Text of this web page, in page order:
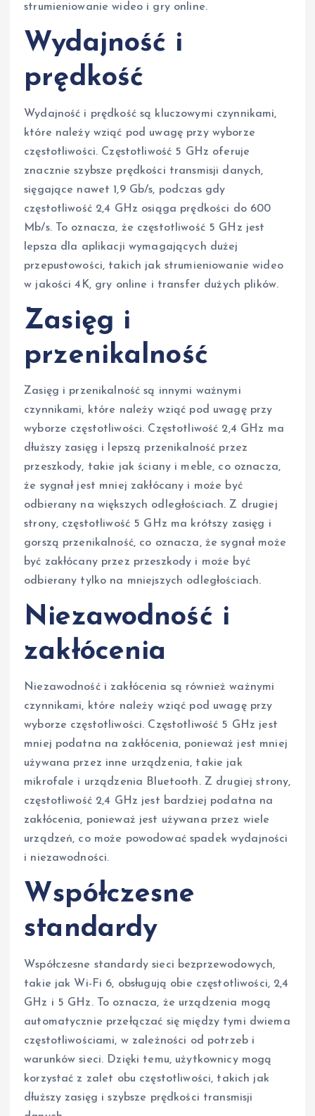
strumieniowanie wideo i gry online.
Wydajność i
prędkość
Wydajność i prędkość są kluczowymi czynnikami,
które należy wziąć pod uwagę przy wyborze
częstotliwości. Częstotliwość 5 GHz oferuje
znacznie szybsze prędkości transmisji danych,
sięgające nawet 1,9 Gb/s, podczas gdy
częstotliwość 2,4 GHz osiąga prędkości do 600
Mb/s. To oznacza, że częstotliwość 5 GHz jest
lepsza dla aplikacji wymagających dużej
przepustowości, takich jak strumieniowanie wideo
w jakości 4K, gry online i transfer dużych plików.
Zasięg i
przenikalność
Zasięg i przenikalność są innymi ważnymi
czynnikami, które należy wziąć pod uwagę przy
wyborze częstotliwości. Częstotliwość 2,4 GHz ma
dłuższy zasięg i lepszą przenikalność przez
przeszkody, takie jak ściany i meble, co oznacza,
że sygnał jest mniej zakłócany i może być
odbierany na większych odległościach. Z drugiej
strony, częstotliwość 5 GHz ma krótszy zasięg i
gorszą przenikalność, co oznacza, że sygnał może
być zakłócany przez przeszkody i może być
odbierany tylko na mniejszych odległościach.
Niezawodność i
zakłócenia
Niezawodność i zakłócenia są również ważnymi
czynnikami, które należy wziąć pod uwagę przy
wyborze częstotliwości. Częstotliwość 5 GHz jest
mniej podatna na zakłócenia, ponieważ jest mniej
używana przez inne urządzenia, takie jak
mikrofale i urządzenia Bluetooth. Z drugiej strony,
częstotliwość 2,4 GHz jest bardziej podatna na
zakłócenia, ponieważ jest używana przez wiele
urządzeń, co może powodować spadek wydajności
i niezawodności.
Współczesne
standardy
Współczesne standardy sieci bezprzewodowych,
takie jak Wi-Fi 6, obsługują obie częstotliwości, 2,4
GHz i 5 GHz. To oznacza, że urządzenia mogą
automatycznie przełączać się między tymi dwiema
częstotliwościami, w zależności od potrzeb i
warunków sieci. Dzięki temu, użytkownicy mogą
korzystać z zalet obu częstotliwości, takich jak
dłuższy zasięg i szybsze prędkości transmisji